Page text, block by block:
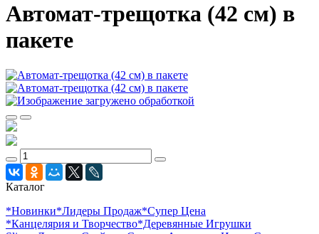
Автомат-трещотка (42 см) в
пакете
Каталог
*Новинки*Лидеры Продаж*Супер Цена
*Канцелярия и Творчество*Деревянные Игрушки